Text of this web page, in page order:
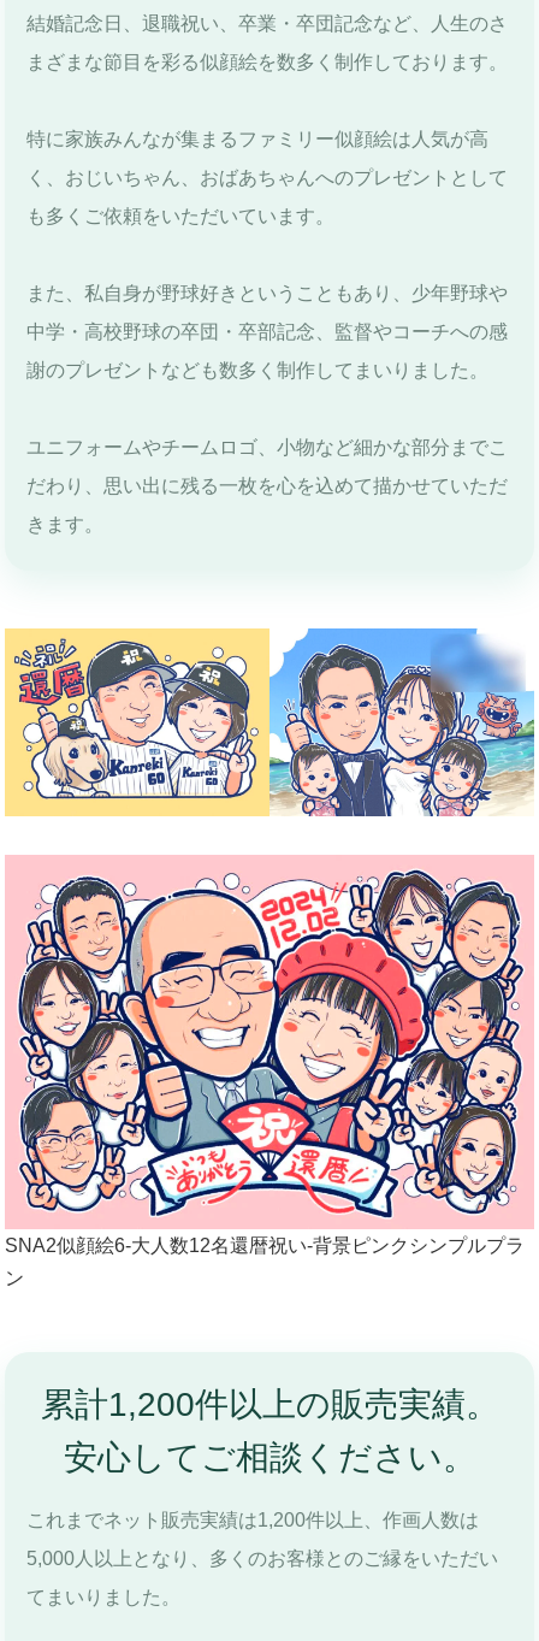
結婚記念日、退職祝い、卒業・卒団記念など、人生のさ
まざまな節目を彩る似顔絵を数多く制作しております。
特に家族みんなが集まるファミリー似顔絵は人気が高
く、おじいちゃん、おばあちゃんへのプレゼントとして
も多くご依頼をいただいています。
また、私自身が野球好きということもあり、少年野球や
中学・高校野球の卒団・卒部記念、監督やコーチへの感
謝のプレゼントなども数多く制作してまいりました。
ユニフォームやチームロゴ、小物など細かな部分までこ
だわり、思い出に残る一枚を心を込めて描かせていただ
きます。
SNA2似顔絵6-大人数12名還暦祝い-背景ピンクシンプルプラ
ン
累計1,200件以上の販売実績。
安心してご相談ください。
これまでネット販売実績は1,200件以上、作画人数は
5,000人以上となり、多くのお客様とのご縁をいただい
てまいりました。